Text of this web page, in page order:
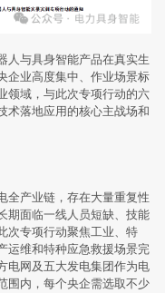
人与具身智能产品在真实生
企业高度集中、作业场景标
领域，与此次专项行动的六
术落地应用的核心主战场和
全产业链，存在大量重复性
期面临一线人员短缺、技能
次专项行动聚焦工业、特
运维和特种应急救援场景完
电网及五大发电集团作为电
围内，每个央企需选取不少